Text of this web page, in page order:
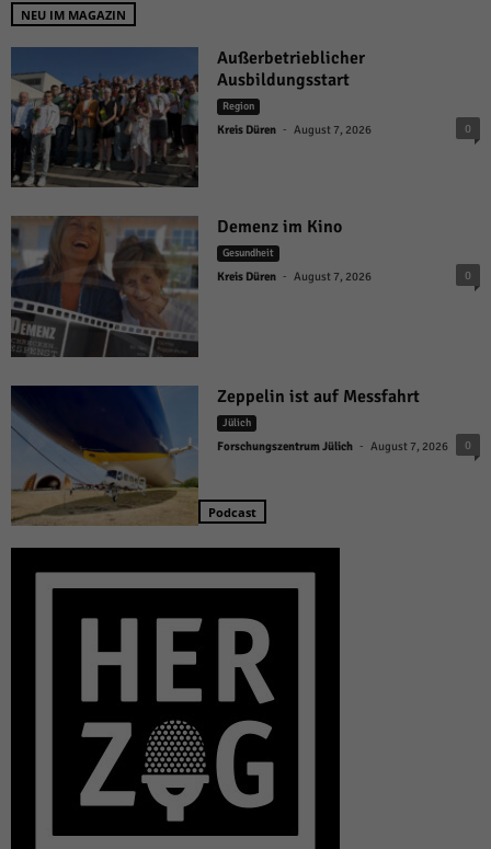
NEU IM MAGAZIN
Außerbetrieblicher
Ausbildungsstart
Region
Kreis Düren - August 7, 2026 0
Demenz im Kino
Gesundheit
Kreis Düren - August 7, 2026 0
Zeppelin ist auf Messfahrt
Jülich
Forschungszentrum Jülich - August 7, 2026 0
Podcast